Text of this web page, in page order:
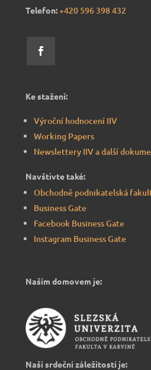
Telefon:+420 596 398 432
Ke stažení:
Výroční hodnocení IIV
Working Papers
Newslettery IIV a další
Navštivte také:
Obchodně podnikatelská
Business Gate
Facebook Business Gate
Instagram Business Gate
Naším domovem je:
Naší srdeční záležitostí je: